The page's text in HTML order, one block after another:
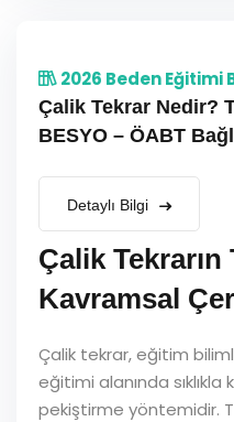
2026 Beden Eğitimi
Çalik Tekrar Nedir?
BESYO – ÖABT
Detaylı Bilgi
Çalik Tekrarın
Kavramsal
Çalik tekrar, eğitim
eğitimi alanında sıklıkla
pekiştirme yöntemidir.